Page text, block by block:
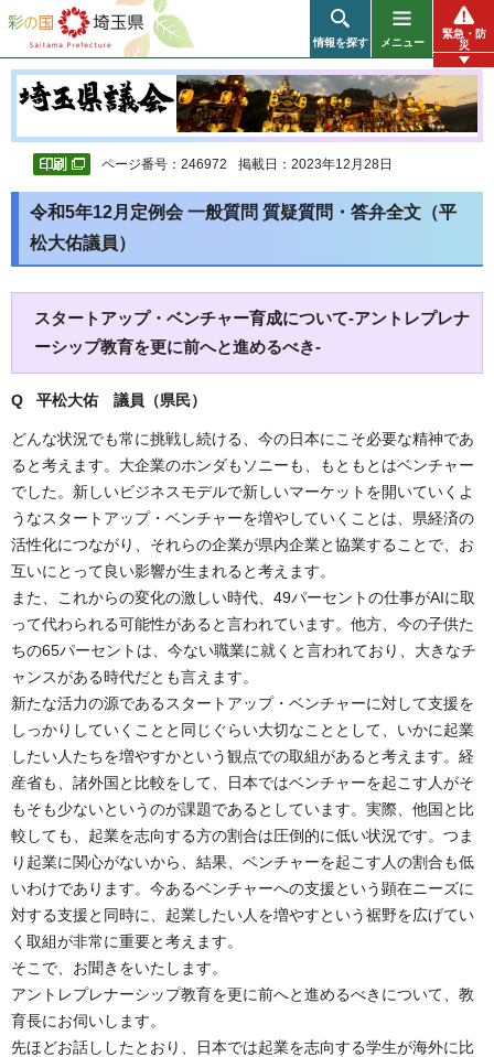
彩の国 埼玉県
情報を探す メニュー
緊急・防
災
ページ番号：246972 掲載日：2023年12月28日
令和5年12月定例会 一般質問 質疑質問・答弁全文（平
松大佑議員）
スタートアップ・ベンチャー育成について-アントレプレナ
ーシップ教育を更に前へと進めるべき-
Q 平松大佑 議員（県民）
どんな状況でも常に挑戦し続ける、今の日本にこそ必要な精神であ
ると考えます。大企業のホンダもソニーも、もともとはベンチャー
でした。新しいビジネスモデルで新しいマーケットを開いていくよ
うなスタートアップ・ベンチャーを増やしていくことは、県経済の
活性化につながり、それらの企業が県内企業と協業することで、お
互いにとって良い影響が生まれると考えます。
また、これからの変化の激しい時代、49パーセントの仕事がAIに取
って代わられる可能性があると言われています。他方、今の子供た
ちの65パーセントは、今ない職業に就くと言われており、大きなチ
ャンスがある時代だとも言えます。
新たな活力の源であるスタートアップ・ベンチャーに対して支援を
しっかりしていくことと同じぐらい大切なこととして、いかに起業
したい人たちを増やすかという観点での取組があると考えます。経
産省も、諸外国と比較をして、日本ではベンチャーを起こす人がそ
もそも少ないというのが課題であるとしています。実際、他国と比
較しても、起業を志向する方の割合は圧倒的に低い状況です。つま
り起業に関心がないから、結果、ベンチャーを起こす人の割合も低
いわけであります。今あるベンチャーへの支援という顕在ニーズに
対する支援と同時に、起業したい人を増やすという裾野を広げてい
く取組が非常に重要と考えます。
そこで、お聞きをいたします。
アントレプレナーシップ教育を更に前へと進めるべきについて、教
育長にお伺いします。
先ほどお話ししたとおり、日本では起業を志向する学生が海外に比